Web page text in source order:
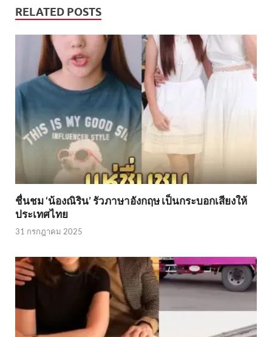
RELATED POSTS
ชื่นชม ‘น้องณิริน’ รัวภาษาอังกฤษ เป็นกระบอกเสียงให้
ประเทศไทย
31 กรกฎาคม 2025